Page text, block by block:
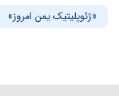
«ژئوپلیتیک یمن امروز»